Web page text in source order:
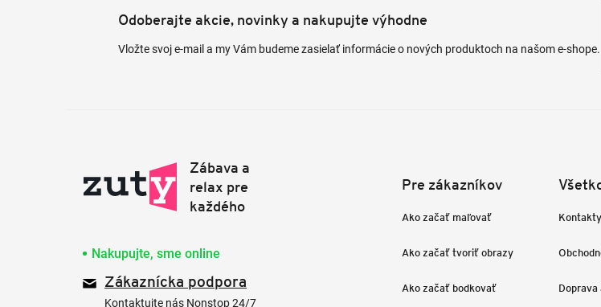
Odoberajte akcie, novinky a nakupujte výhodne
Vložte svoj e-mail a my Vám budeme zasielať informácie o nových produktoch na našom e-shope.
Nakupujte, sme online
Zákaznícka podpora
Kontaktujte nás Nonstop 24/7
Pre zákazníkov
Ako začať maľovať
Ako začať tvoriť obrazy
Ako začať bodkovať
Kontakty
Doprava